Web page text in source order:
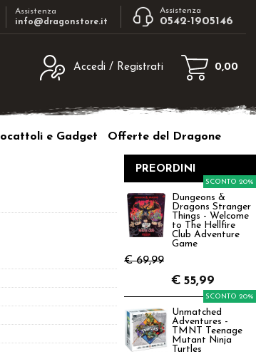
Assistenza
info@dragonstore.it
Assistenza
0542-1905146
Accedi / Registrati
sul
sito clicca sul pulsante "Registrati"
0,00
e Gadget Offerte del Dragone
PREORDINI
Dungeons &
Dragons Stranger
Things - Welcome
to The Hellfire
Club Adventure
Game
€ 69,99
SCONTO 20%
€ 55,99
Unmatched
Adventures -
TMNT Teenage
Mutant Ninja
Turtles
SCONTO 20%